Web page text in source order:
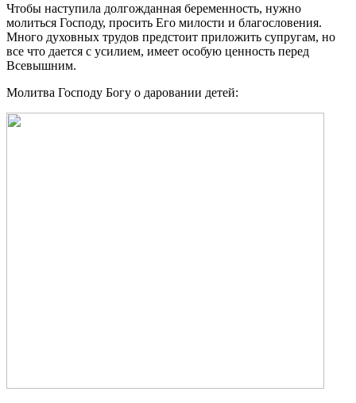
Чтобы наступила долгожданная беременность, нужно
молиться Господу, просить Его милости и благословения.
Много духовных трудов предстоит приложить супругам, но
все что дается с усилием, имеет особую ценность перед
Всевышним.
Молитва Господу Богу о даровании детей: